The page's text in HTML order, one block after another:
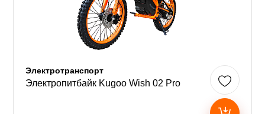
Электротранспорт
Электропитбайк Kugoo Wish 02 Pro